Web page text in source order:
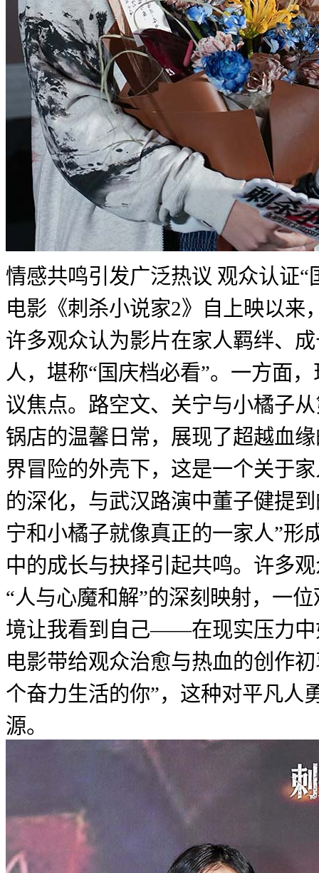
情感共鸣引发广泛热议 观众认证“
电影《刺杀小说家2》自上映以来
许多观众认为影片在家人羁绊、
人，堪称“国庆档必看”。一方面
议焦点。路空文、关宁与小橘子
锅店的温馨日常，展现了超越血
界冒险的外壳下，这是一个关于
的深化，与武汉路演中董子健提
宁和小橘子就像真正的一家人”形
中的成长与抉择引起共鸣。许多
“人与心魔和解”的深刻映射，一
境让我看到自己——在现实压力中
电影带给观众治愈与热血的创作
个奋力生活的你”，这种对平凡人
源。